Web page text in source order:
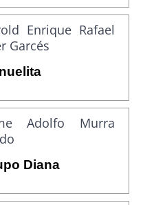
Enrique Rafael
Garcés
Adolfo Murra
Diana